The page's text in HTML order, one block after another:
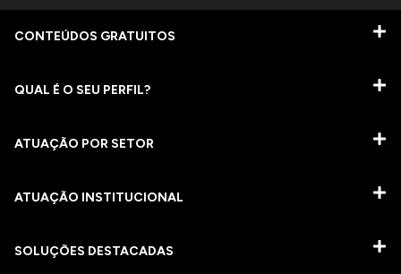
CONTEÚDOS GRATUITOS
QUAL É O SEU PERFIL?
ATUAÇÃO POR SETOR
ATUAÇÃO INSTITUCIONAL
SOLUÇÕES DESTACADAS